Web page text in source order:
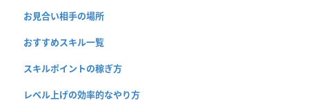
お見合い相手の場所
おすすめスキル一覧
スキルポイントの稼ぎ方
レベル上げの効率的なやり方